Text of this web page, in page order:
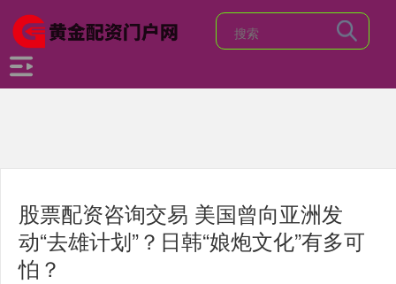
股票配资咨询交易 美国曾向亚洲发
动“去雄计划”？日韩“娘炮文化”有多可
怕？